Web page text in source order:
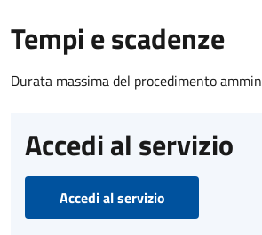
Tempi e scadenze
Durata massima del procedimento
Accedi al servizio
Accedi al servizio